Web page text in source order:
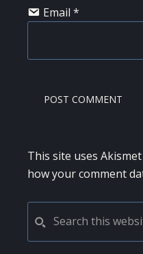
Email *
This site uses
how your comment
PRIMARY
SIDEBAR
this
website